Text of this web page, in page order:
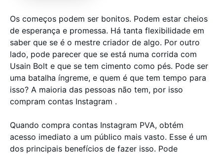
Os começos podem ser bonitos. Podem estar cheios
de esperança e promessa. Há tanta flexibilidade em
saber que se é o mestre criador de algo. Por outro
lado, pode parecer que se está numa corrida com
Usain Bolt e que se tem cimento como pés. Pode ser
uma batalha íngreme, e quem é que tem tempo para
isso? A maioria das pessoas não tem, por isso
compram contas Instagram .
Quando compra contas Instagram PVA, obtém
acesso imediato a um público mais vasto. Esse é um
dos principais benefícios de fazer isso. Pode